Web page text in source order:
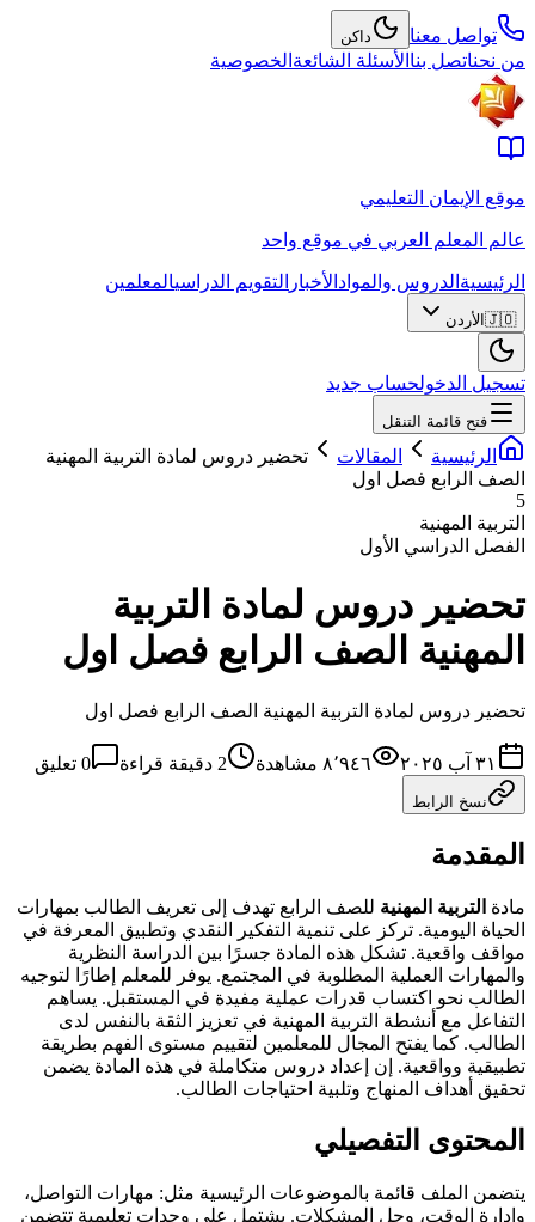
تواصل معنا داكن
من نحناتصل بنا الأسئلة الشائعة الخصوصية
موقع الإيمان التعليمي
عالم المعلم العربي في موقع واحد
الرئيسية الدروس والمواد الأخبار التقويم الدراسيالمعلمين
🇯🇴 الأردن
تسجيل الدخولحساب جديد
فتح قائمة التنقل
الرئيسية المقالات
تحضير دروس لمادة التربية المهنية
الصف الرابع فصل اول
5
التربية المهنية
الفصل الدراسي الأول
تحضير دروس لمادة التربية
المهنية الصف الرابع فصل اول
تحضير دروس لمادة التربية المهنية الصف الرابع فصل اول
٣١ آب ٢٠٢٥ ٨٬٩٤٦ مشاهدة 2 دقيقة قراءة 0 تعليق
نسخ الرابط
المقدمة
مادة التربية المهنية للصف الرابع تهدف إلى تعريف الطالب بمهارات
الحياة اليومية. تركز على تنمية التفكير النقدي وتطبيق المعرفة في
مواقف واقعية. تشكل هذه المادة جسرًا بين الدراسة النظرية
والمهارات العملية المطلوبة في المجتمع. يوفر للمعلم إطارًا لتوجيه
الطالب نحو اكتساب قدرات عملية مفيدة في المستقبل. يساهم
التفاعل مع أنشطة التربية المهنية في تعزيز الثقة بالنفس لدى
الطالب. كما يفتح المجال للمعلمين لتقييم مستوى الفهم بطريقة
تطبيقية وواقعية. إن إعداد دروس متكاملة في هذه المادة يضمن
تحقيق أهداف المنهاج وتلبية احتياجات الطالب.
المحتوى التفصيلي
يتضمن الملف قائمة بالموضوعات الرئيسية مثل: مهارات التواصل،
وإدارة الوقت، وحل المشكلات. يشتمل على وحدات تعليمية تتضمن